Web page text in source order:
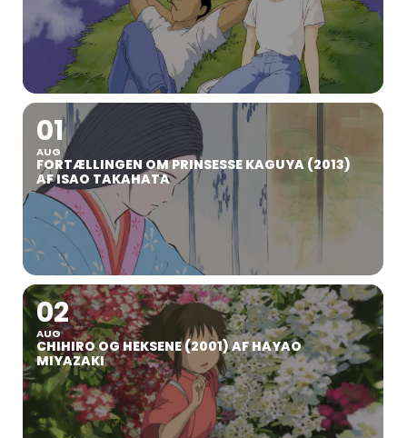
01
AUG
FORTÆLLINGEN OM PRINSESSE KAGUYA (2013)
AF ISAO TAKAHATA
02
AUG
CHIHIRO OG HEKSENE (2001) AF HAYAO
MIYAZAKI